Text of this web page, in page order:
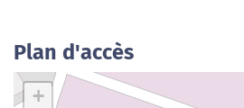
Plan d'accès
+